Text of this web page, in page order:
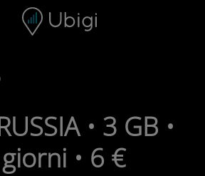
di navigazione
• 3 GB •
• 6 €